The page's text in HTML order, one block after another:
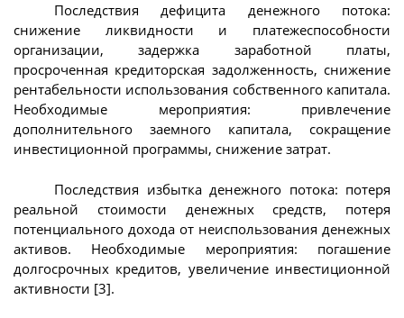
Последствия дефицита денежного потока:
снижение ликвидности и платежеспособности
организации, задержка заработной платы,
просроченная кредиторская задолженность, снижение
рентабельности использования собственного капитала.
Необходимые мероприятия: привлечение
дополнительного заемного капитала, сокращение
инвестиционной программы, снижение затрат.
Последствия избытка денежного потока: потеря
реальной стоимости денежных средств, потеря
потенциального дохода от неиспользования денежных
активов. Необходимые мероприятия: погашение
долгосрочных кредитов, увеличение инвестиционной
активности [3].